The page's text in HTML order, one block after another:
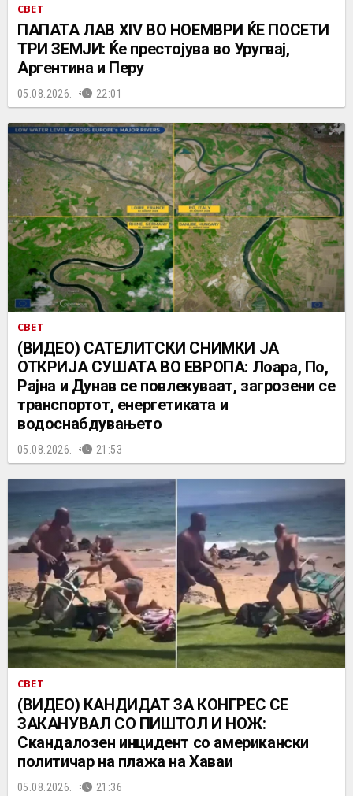
СВЕТ
ПАПАТА ЛАВ XIV ВО НОЕМВРИ ЌЕ ПОСЕТИ
ТРИ ЗЕМЈИ: Ќе престојува во Уругвај,
Аргентина и Перу
05.08.2026. 22:01
СВЕТ
(ВИДЕО) САТЕЛИТСКИ СНИМКИ ЈА
ОТКРИЈА СУШАТА ВО ЕВРОПА: Лоара, По,
Рајна и Дунав се повлекуваат, загрозени се
транспортот, енергетиката и
водоснабдувањето
05.08.2026. 21:53
СВЕТ
(ВИДЕО) КАНДИДАТ ЗА КОНГРЕС СЕ
ЗАКАНУВАЛ СО ПИШТОЛ И НОЖ:
Скандалозен инцидент со американски
политичар на плажа на Хаваи
05.08.2026. 21:36